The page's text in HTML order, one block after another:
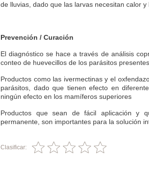
de lluvias, dado que las larvas necesitan calor y
Prevención / Curación
El diagnóstico se hace a través de análisis
conteo de huevecillos de los parásitos presentes.
Productos como las ivermectinas y el
parásitos, dado que tienen efecto en
ningún efecto en los mamíferos superiores
Productos que sean de fácil aplicación y
permanente, son importantes para la solución
Clasificar: